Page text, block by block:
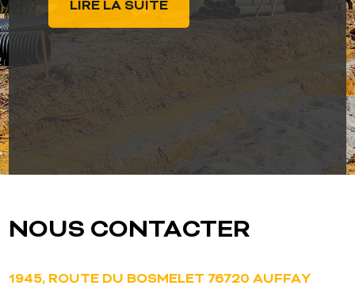
met au service des particuliers, des
professionnels et des collectivités pour des
travaux d'assainissement, terrassement, [...]
LIRE LA SUITE
LIRE LA SUITE
NOUS CONTACTER
1945, ROUTE DU BOSMELET 76720 AUFFAY